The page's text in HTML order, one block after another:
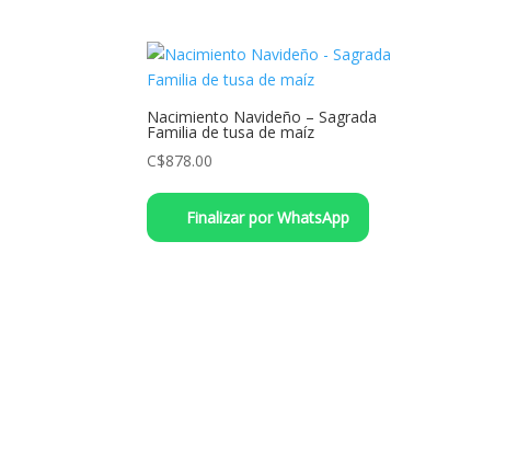
Nacimiento Navideño – Sagrada
Familia de tusa de maíz
C$878.00
Este
producto
tiene
Finalizar por WhatsApp